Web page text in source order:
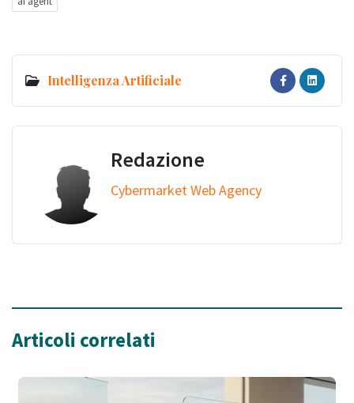
Intelligenza Artificiale
Redazione
Cybermarket Web Agency
Articoli correlati